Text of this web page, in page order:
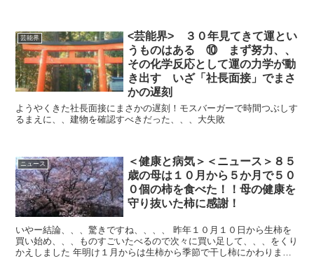
芸能界
<芸能界> ３０年見てきて運とい
うものはある ⑩ まず努力、、
その化学反応として運の力学が動
き出す いざ「社長面接」でまさ
かの遅刻
ようやくきた社長面接にまさかの遅刻！モスバーガーで時間つぶしす
るまえに、、建物を確認すべきだった、、、大失敗
ニュース
＜健康と病気＞＜ニュース＞８５
歳の母は１０月から５か月で５０
０個の柿を食べた！！母の健康を
守り抜いた柿に感謝！
いやー結論、、、驚きですね、、、、 昨年１０月１０日から生柿を
買い始め、、、ものすごいたべるので次々に買い足して、、、をくり
かえしました 年明け１月からは生柿から季節で干し柿にかわりまし